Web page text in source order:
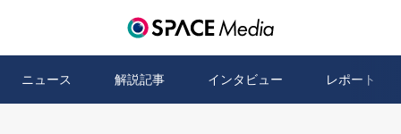
ニュース 解説記事 インタビュー レポート